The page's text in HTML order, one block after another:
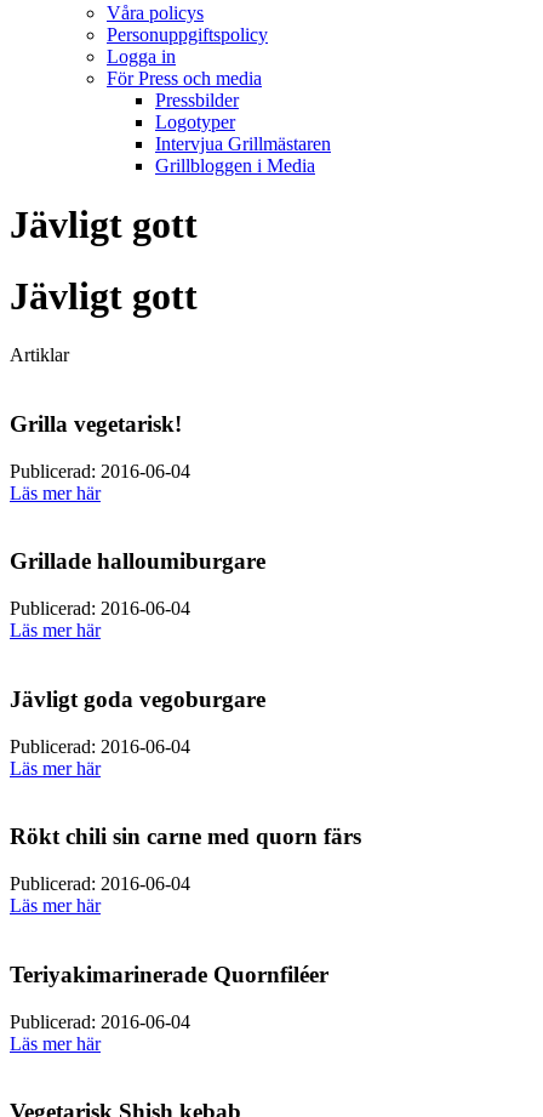
Våra policys
Personuppgiftspolicy
Logga in
För Press och media
Pressbilder
Logotyper
Intervjua Grillmästaren
Grillbloggen i Media
Jävligt gott
Jävligt gott
Artiklar
Grilla vegetarisk!
Publicerad: 2016-06-04
Läs mer här
Grillade halloumiburgare
Publicerad: 2016-06-04
Läs mer här
Jävligt goda vegoburgare
Publicerad: 2016-06-04
Läs mer här
Rökt chili sin carne med quorn färs
Publicerad: 2016-06-04
Läs mer här
Teriyakimarinerade Quornfiléer
Publicerad: 2016-06-04
Läs mer här
Vegetarisk Shish kebab